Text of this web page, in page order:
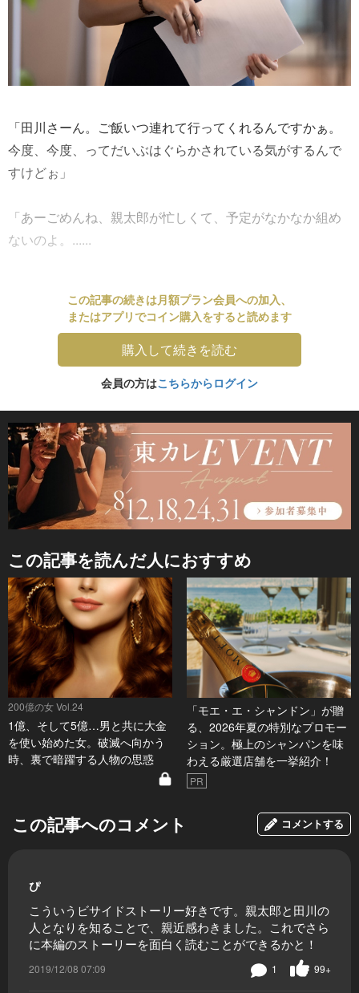
「田川さーん。ご飯いつ連れて行ってくれるんですかぁ。
今度、今度、ってだいぶはぐらかされている気がするんで
すけどぉ」
「あーごめんね、親太郎が忙しくて、予定がなかなか組め
ないのよ。......
この記事の続きは月額プラン会員への加入、
またはアプリでコイン購入をすると読めます
購入して続きを読む
会員の方はこちらからログイン
この記事を読んだ人におすすめ
200億の女 Vol.24
1億、そして5億…男と共に大金
を使い始めた女。破滅へ向かう
時、裏で暗躍する人物の思惑
「モエ・エ・シャンドン」が贈
る、2026年夏の特別なプロモー
ション。極上のシャンパンを味
わえる厳選店舗を一挙紹介！
PR
この記事へのコメント コメントする
ぴ
こういうビサイドストーリー好きです。親太郎と田川の
人となりを知ることで、親近感わきました。これでさら
に本編のストーリーを面白く読むことができるかと！
2019/12/08 07:09 99+
1